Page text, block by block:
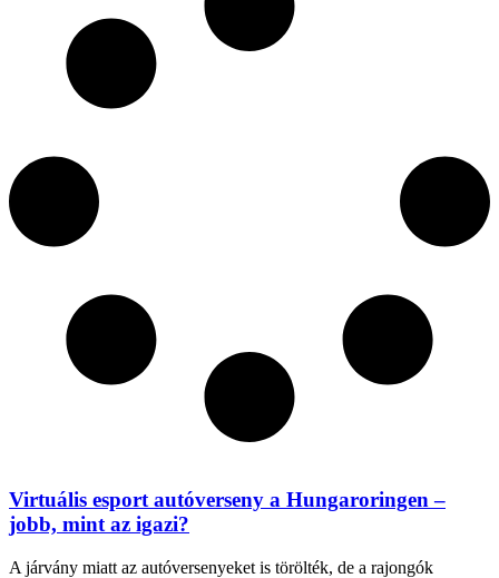
Virtuális esport autóverseny a Hungaroringen –
jobb, mint az igazi?
A járvány miatt az autóversenyeket is törölték, de a rajongók